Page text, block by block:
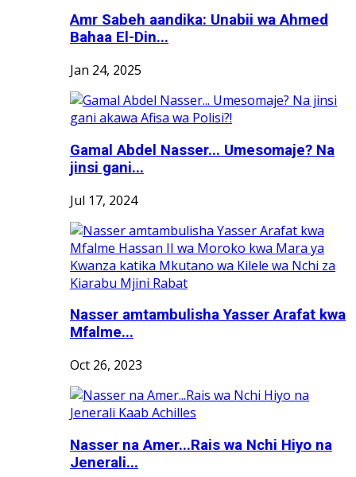
Amr Sabeh aandika: Unabii wa Ahmed
Bahaa El-Din...
Jan 24, 2025
Gamal Abdel Nasser... Umesomaje? Na
jinsi gani...
Jul 17, 2024
Nasser amtambulisha Yasser Arafat kwa
Mfalme...
Oct 26, 2023
Nasser na Amer...Rais wa Nchi Hiyo na
Jenerali...